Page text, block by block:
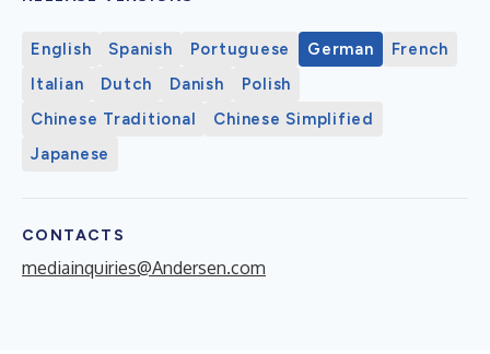
English Spanish Portuguese German
French
Italian
Dutch Danish
Polish
Chinese Traditional
Chinese Simplified
Japanese
CONTACTS
mediainquiries@Andersen.com